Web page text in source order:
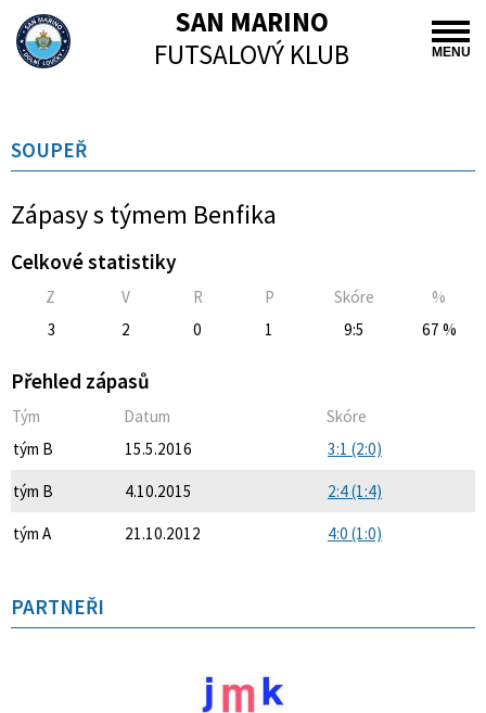
MENU
SAN MARINO
FUTSALOVÝ KLUB
SOUPEŘ
Zápasy s týmem Benfika
Celkové statistiky
Z V R P Skóre
%
3
2 0 1 9:5 67 %
Přehled zápasů
Tým Datum
Skóre
tým B
15.5.2016 3:1 (2:0)
tým B 4.10.2015 2:4 (1:4)
tým A 21.10.2012 4:0 (1:0)
PARTNEŘI